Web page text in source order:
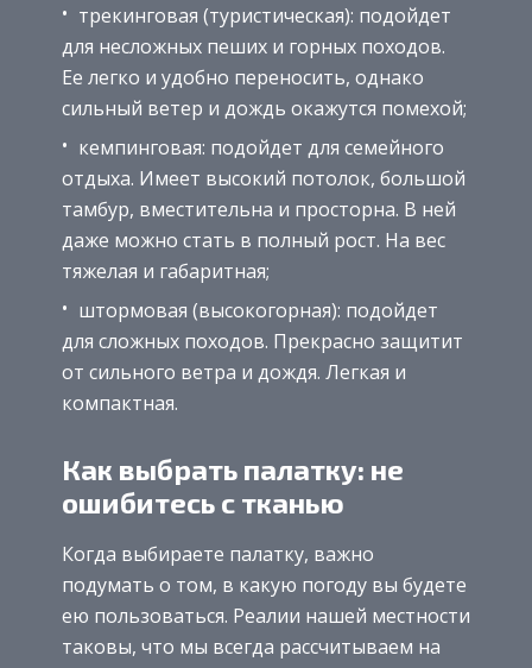
трекинговая (туристическая): подойдет
для несложных пеших и горных походов.
Ее легко и удобно переносить, однако
сильный ветер и дождь окажутся помехой;
кемпинговая: подойдет для семейного
отдыха. Имеет высокий потолок, большой
тамбур, вместительна и просторна. В ней
даже можно стать в полный рост. На вес
тяжелая и габаритная;
штормовая (высокогорная): подойдет
для сложных походов. Прекрасно защитит
от сильного ветра и дождя. Легкая и
компактная.
Как выбрать палатку: не
ошибитесь с тканью
Когда выбираете палатку, важно
подумать о том, в какую погоду вы будете
ею пользоваться. Реалии нашей местности
таковы, что мы всегда рассчитываем на